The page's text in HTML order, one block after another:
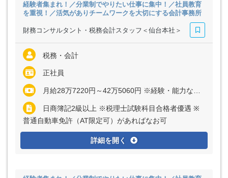
経験者集まれ！／分業制でやりたい仕事に集中！／社員教育
を重視！／活気がありチームワークを大切にする会計事務所
財務コンサルタント・税務会計スタッフ＜仙台本社＞
税務・会計
正社員
月給28万7220円～42万5060円 ※経験・能力など考慮の上、決定いたします ※上記に固定残業代（月20時間分＝3万7220円～5万5060円）を含む ※超過分は別途全額支給
日商簿記2級以上 ※税理士試験科目合格者優遇 ※
普通自動車免許（AT限定可）があればなお可
詳細を開く